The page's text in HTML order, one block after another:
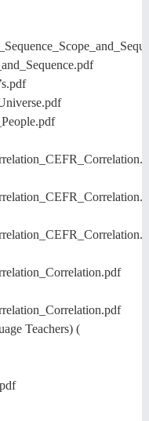
Teachers) (